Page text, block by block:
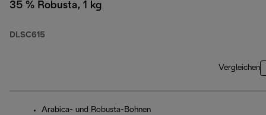
35 % Robusta, 1 kg
DLSC615
Vergleichen
Arabica- und Robusta-Bohnen